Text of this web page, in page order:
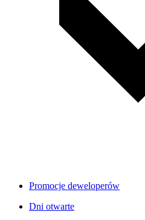
Promocje deweloperów
Dni otwarte